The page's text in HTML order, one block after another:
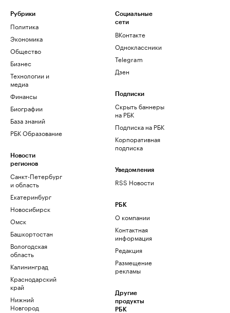
Рубрики
Политика
Экономика
Общество
Бизнес
Технологии и
медиа
Финансы
Биографии
База знаний
РБК Образование
Новости
регионов
Санкт-Петербург
и область
Екатеринбург
Новосибирск
Омск
Башкортостан
Вологодская
область
Калининград
Краснодарский
край
Нижний
Новгород
Социальные
сети
ВКонтакте
Одноклассники
Telegram
Дзен
Подписки
Скрыть баннеры
на РБК
Подписка на РБК
Корпоративная
подписка
Уведомления
RSS Новости
РБК
О компании
Контактная
информация
Редакция
Размещение
рекламы
Другие
продукты
РБК